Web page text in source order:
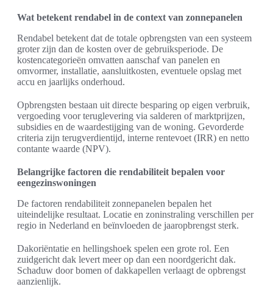
Wat betekent rendabel in de context van zonnepanelen
Rendabel betekent dat de totale opbrengsten van een systeem
groter zijn dan de kosten over de gebruiksperiode. De
kostencategorieën omvatten aanschaf van panelen en
omvormer, installatie, aansluitkosten, eventuele opslag met
accu en jaarlijks onderhoud.
Opbrengsten bestaan uit directe besparing op eigen verbruik,
vergoeding voor teruglevering via salderen of marktprijzen,
subsidies en de waardestijging van de woning. Gevorderde
criteria zijn terugverdientijd, interne rentevoet (IRR) en netto
contante waarde (NPV).
Belangrijke factoren die rendabiliteit bepalen voor
eengezinswoningen
De factoren rendabiliteit zonnepanelen bepalen het
uiteindelijke resultaat. Locatie en zoninstraling verschillen per
regio in Nederland en beïnvloeden de jaaropbrengst sterk.
Dakoriëntatie en hellingshoek spelen een grote rol. Een
zuidgericht dak levert meer op dan een noordgericht dak.
Schaduw door bomen of dakkapellen verlaagt de opbrengst
aanzienlijk.